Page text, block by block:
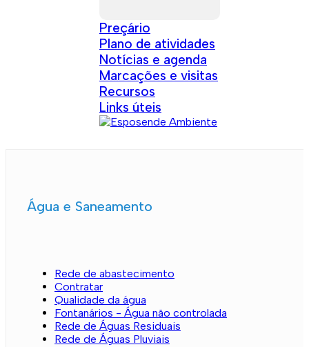
Preçário
Plano de atividades
Notícias e agenda
Marcações e visitas
Recursos
Links úteis
Água e Saneamento
Rede de abastecimento
Contratar
Qualidade da água
Fontanários - Água não controlada
Rede de Águas Residuais
Rede de Águas Pluviais